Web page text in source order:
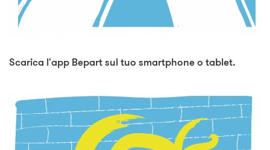
Scarica l'app Bepart sul tuo smartphone o tablet.